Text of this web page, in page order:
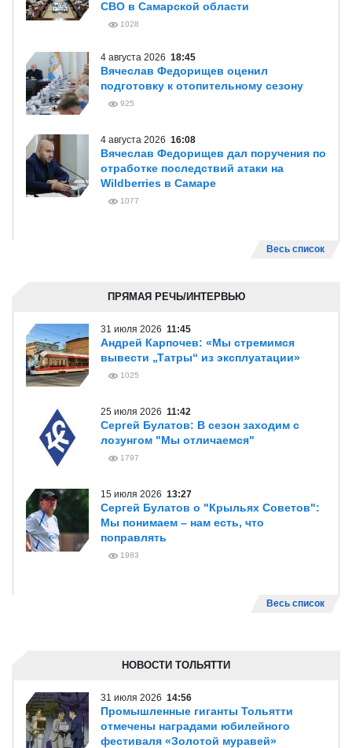
СВО в Самарской области
1028
4 августа 2026 18:45
Вячеслав Федорищев оценил
подготовку к отопительному сезону
925
4 августа 2026 16:08
Вячеслав Федорищев дал поручения по
отработке последствий атаки на
Wildberries в Самаре
1077
Весь список
ПРЯМАЯ РЕЧЬ/ИНТЕРВЬЮ
31 июля 2026 11:45
Андрей Карпочев: «Мы стремимся
вывести „Татры“ из эксплуатации»
1025
25 июля 2026 11:42
Сергей Булатов: В сезон заходим с
лозунгом "Мы отличаемся"
1797
15 июля 2026 13:27
Сергей Булатов о "Крыльях Советов":
Мы понимаем – нам есть, что
поправлять
1983
Весь список
НОВОСТИ ТОЛЬЯТТИ
31 июля 2026 14:56
Промышленные гиганты Тольятти
отмечены наградами юбилейного
фестиваля «Золотой муравей»